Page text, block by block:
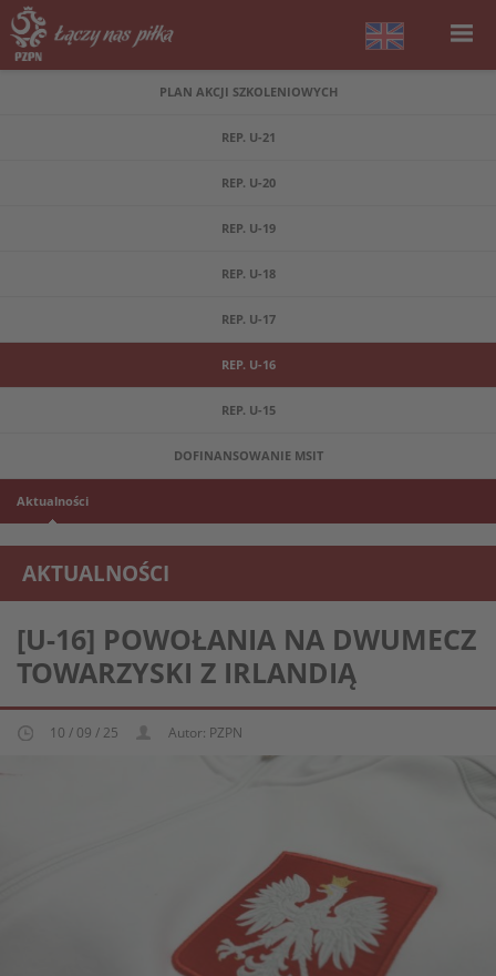
PLAN AKCJI SZKOLENIOWYCH
REP. U-21
REP. U-20
REP. U-19
REP. U-18
REP. U-17
REP. U-16
REP. U-15
DOFINANSOWANIE MSIT
Aktualności
AKTUALNOŚCI
REPREZENTACJA MŁODZIEŻOWA U-16
[U-16] POWOŁANIA NA DWUMECZ
TOWARZYSKI Z IRLANDIĄ
10 / 09 / 25 Autor: PZPN